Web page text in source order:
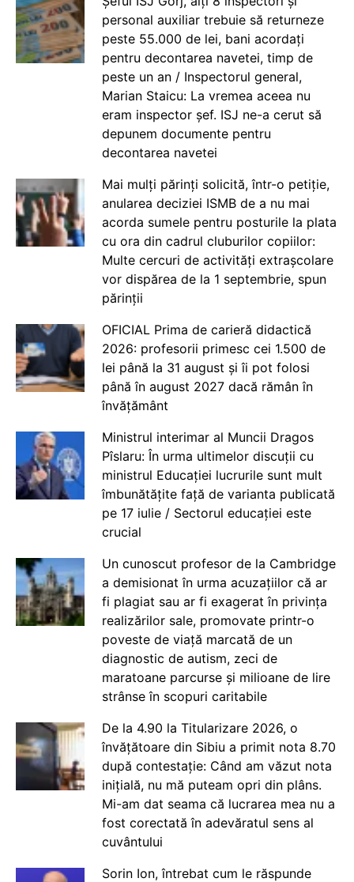
personal auxiliar trebuie să returneze
peste 55.000 de lei, bani acordați
pentru decontarea navetei, timp de
peste un an / Inspectorul general,
Marian Staicu: La vremea aceea nu
eram inspector șef. ISJ ne-a cerut să
depunem documente pentru
decontarea navetei
Mai mulți părinți solicită, într-o petiție,
anularea deciziei ISMB de a nu mai
acorda sumele pentru posturile la plata
cu ora din cadrul cluburilor copiilor:
Multe cercuri de activități extrașcolare
vor dispărea de la 1 septembrie, spun
părinții
OFICIAL Prima de carieră didactică
2026: profesorii primesc cei 1.500 de
lei până la 31 august și îi pot folosi
până în august 2027 dacă rămân în
învățământ
Ministrul interimar al Muncii Dragos
Pîslaru: În urma ultimelor discuții cu
ministrul Educației lucrurile sunt mult
îmbunătățite față de varianta publicată
pe 17 iulie / Sectorul educației este
crucial
Un cunoscut profesor de la Cambridge
a demisionat în urma acuzațiilor că ar
fi plagiat sau ar fi exagerat în privința
realizărilor sale, promovate printr-o
poveste de viață marcată de un
diagnostic de autism, zeci de
maratoane parcurse și milioane de lire
strânse în scopuri caritabile
De la 4.90 la Titularizare 2026, o
învățătoare din Sibiu a primit nota 8.70
după contestație: Când am văzut nota
inițială, nu mă puteam opri din plâns.
Mi-am dat seama că lucrarea mea nu a
fost corectată în adevăratul sens al
cuvântului
Sorin Ion, întrebat cum le răspunde